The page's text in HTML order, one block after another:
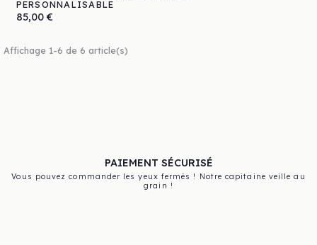
PERSONNALISABLE
Prix
85,00 €
Affichage 1-6 de 6 article(s)
PAIEMENT SÉCURISÉ
Vous pouvez commander les yeux fermés ! Notre capitaine veille au
grain !